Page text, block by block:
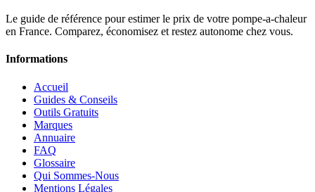
Le guide de référence pour estimer le prix de votre pompe-a-chaleur
en France. Comparez, économisez et restez autonome chez vous.
Informations
Accueil
Guides & Conseils
Outils Gratuits
Marques
Annuaire
FAQ
Glossaire
Qui Sommes-Nous
Mentions Légales